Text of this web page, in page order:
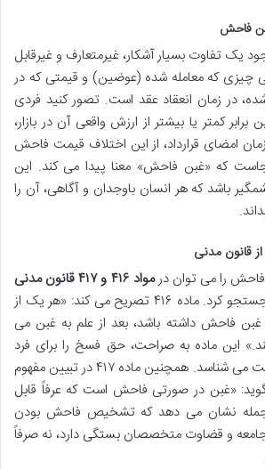
فاحش
یک تفاوت بسیار آشکار، غیرمتعارف و غیرقابل
چیزی که معامله شده (عوضین) و قیمتی که در
شده، در زمان انعقاد عقد است. تصور کنید فردی
کمتر یا بیشتر از ارزش واقعی آن در بازار،
امضای قرارداد، از این اختلاف قیمت فاحش
که «غبن فاحش» معنا پیدا می کند. این
باشد که هر انسان باوجدان و آگاهی، آن را
قانون مدنی
فاحش را می توان درمواد ۴۱۶ و ۴۱۷ قانون مدنی
جمهوری اسلامی ایران جستجو کرد. ماده ۴۱۶ تصریح می کند: «هر یک از
غبن فاحش داشته باشد، بعد از علم به غبن می
این ماده به صراحت، حق فسخ را برای فرد
متضرر (مغبون) به رسمیت می شناسد. همچنین ماده ۴۱۷ در تبیین مفهوم
«غبن در صورتی فاحش است که عرفاً قابل
جمله نشان می دهد که تشخیص فاحش بودن
و قضاوت متخصصان بستگی دارد، نه صرفاً